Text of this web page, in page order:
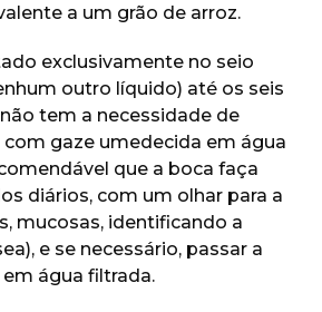
a um grão de arroz.
exclusivamente no seio
outro líquido) até os seis
tem a necessidade de
com gaze umedecida em água
que a boca faça
diários, com um olhar para a
mucosas, identificando a
e se necessário, passar a
água filtrada.